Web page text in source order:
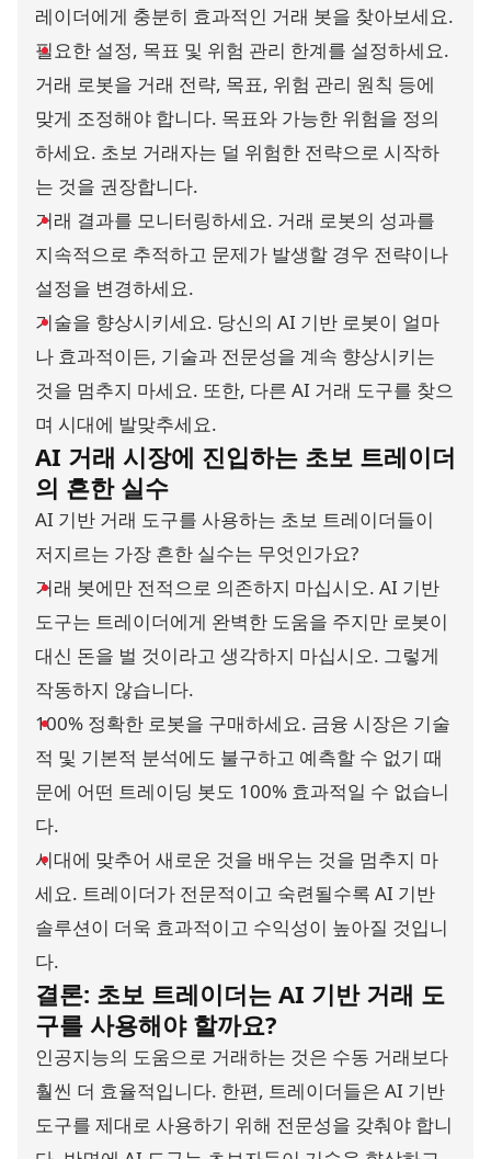
레이더에게 충분히 효과적인 거래 봇을 찾아보세요.
필요한 설정, 목표 및 위험 관리 한계를 설정하세요.
거래 로봇을 거래 전략, 목표, 위험 관리 원칙 등에
맞게 조정해야 합니다. 목표와 가능한 위험을 정의
하세요. 초보 거래자는 덜 위험한 전략으로 시작하
는 것을 권장합니다.
거래 결과를 모니터링하세요. 거래 로봇의 성과를
지속적으로 추적하고 문제가 발생할 경우 전략이나
설정을 변경하세요.
기술을 향상시키세요. 당신의 AI 기반 로봇이 얼마
나 효과적이든, 기술과 전문성을 계속 향상시키는
것을 멈추지 마세요. 또한, 다른 AI 거래 도구를 찾으
며 시대에 발맞추세요.
AI 거래 시장에 진입하는 초보 트레이더
의 흔한 실수
AI 기반 거래 도구를 사용하는 초보 트레이더들이
저지르는 가장 흔한 실수는 무엇인가요?
거래 봇에만 전적으로 의존하지 마십시오. AI 기반
도구는 트레이더에게 완벽한 도움을 주지만 로봇이
대신 돈을 벌 것이라고 생각하지 마십시오. 그렇게
작동하지 않습니다.
100% 정확한 로봇을 구매하세요. 금융 시장은 기술
적 및 기본적 분석에도 불구하고 예측할 수 없기 때
문에 어떤 트레이딩 봇도 100% 효과적일 수 없습니
다.
시대에 맞추어 새로운 것을 배우는 것을 멈추지 마
세요. 트레이더가 전문적이고 숙련될수록 AI 기반
솔루션이 더욱 효과적이고 수익성이 높아질 것입니
다.
결론: 초보 트레이더는 AI 기반 거래 도
구를 사용해야 할까요?
인공지능의 도움으로 거래하는 것은 수동 거래보다
훨씬 더 효율적입니다. 한편, 트레이더들은 AI 기반
도구를 제대로 사용하기 위해 전문성을 갖춰야 합니